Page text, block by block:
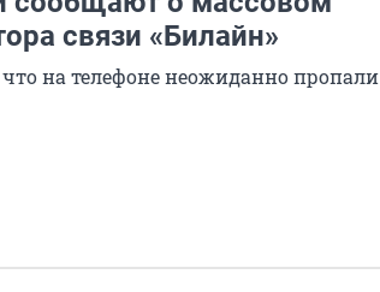
связи «Билайн»
на телефоне неожиданно пропали